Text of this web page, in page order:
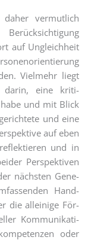
daher ver­mut­lich
auf Ungleich­heit
Viel­mehr liegt
dar­in, eine kri­ti­
und mit Blick
und eine
auf eben
und in
Per­spek­ti­ven
nächs­ten Gene­
Hand­
die allei­ni­ge För­
Kom­mu­ni­ka­ti­
oder